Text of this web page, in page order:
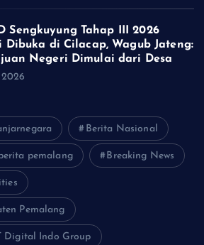
Sengkuyung Tahap III 2026
Dibuka di Cilacap, Wagub Jateng:
Negeri Dimulai dari Desa
2026
Berita Nasional
pemalang Breaking News
Pemalang
Digital Indo Group